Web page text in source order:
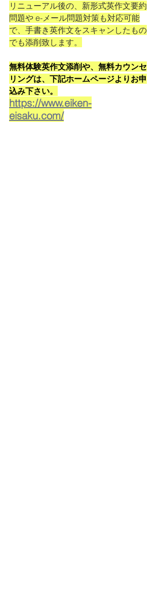
リニューアル後の、新形式英作文要約
問題や e-メール問題対策も対応可能
で、手書き英作文をスキャンしたもの
でも添削致します。
無料体験英作文添削や、無料カウンセ
リングは、下記ホームページよりお申
込み下さい。
https://www.eiken-
eisaku.com/